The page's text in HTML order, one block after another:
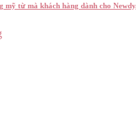
mỹ từ mà khách hàng dành cho